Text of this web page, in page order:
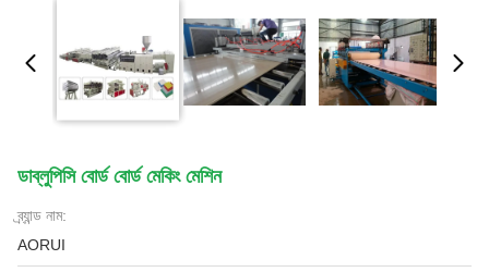
ডাব্লুপিসি বোর্ড বোর্ড মেকিং মেশিন
ব্র্যান্ড নাম:
AORUI